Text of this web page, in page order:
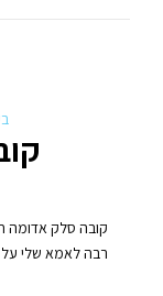
קובה סלק אדומה
רבה לאמא שלי על